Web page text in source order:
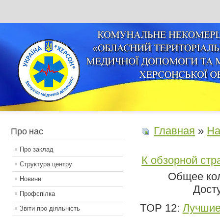
Про нас
Про заклад
Структура центру
Новини
Профспілка
Звіти про діяльність
Главная »
К обзорной
Общее
TOP 12: